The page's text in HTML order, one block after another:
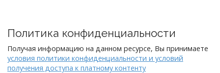
Политика конфиденциальности
Получая информацию на данном ресурсе, Вы принимаете
условия политики конфиденциальности и условий
получения доступа к платному контенту